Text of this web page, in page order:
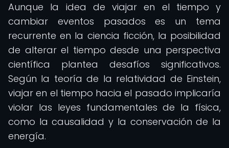
Aunque la idea de viajar en el tiempo y
cambiar eventos pasados es un tema
recurrente en la ciencia ficción, la posibilidad
de alterar el tiempo desde una perspectiva
científica plantea desafíos significativos.
Según la teoría de la relatividad de Einstein,
viajar en el tiempo hacia el pasado implicaría
violar las leyes fundamentales de la física,
como la causalidad y la conservación de la
energía.